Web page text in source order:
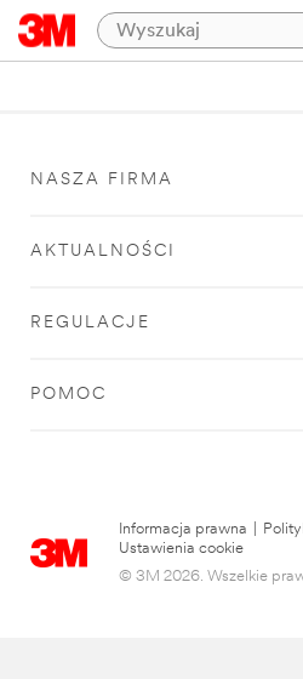
NASZA FIRMA
AKTUALNOŚCI
REGULACJE
POMOC
Informacja prawna
Ustawienia cookie
© 3M 2026. Wszelkie